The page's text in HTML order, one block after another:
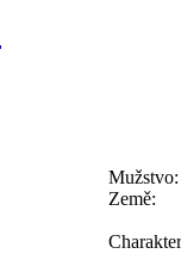
Mužstvo:
Země: